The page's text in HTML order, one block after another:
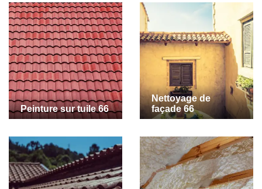
Peinture sur tuile 66
Nettoyage de
façade 66